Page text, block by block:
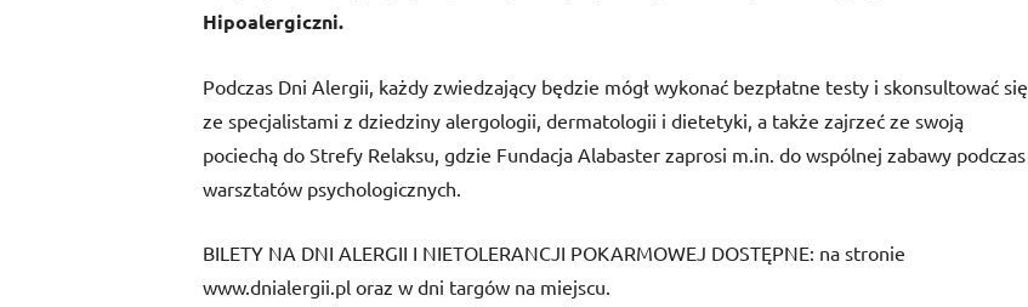
Hipoalergiczni.
Podczas Dni Alergii, każdy zwiedzający będzie mógł wykonać bezpłatne testy i skonsultować się
ze specjalistami z dziedziny alergologii, dermatologii i dietetyki, a także zajrzeć ze swoją
pociechą do Strefy Relaksu, gdzie Fundacja Alabaster zaprosi m.in. do wspólnej zabawy podczas
warsztatów psychologicznych.
BILETY NA DNI ALERGII I NIETOLERANCJI POKARMOWEJ DOSTĘPNE: na stronie
www.dnialergii.pl oraz w dni targów na miejscu.